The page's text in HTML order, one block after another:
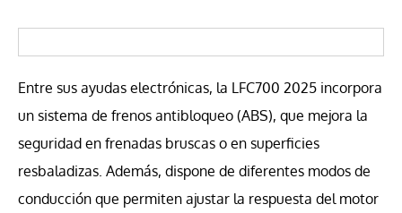
Entre sus ayudas electrónicas, la LFC700 2025 incorpora
un sistema de frenos antibloqueo (ABS), que mejora la
seguridad en frenadas bruscas o en superficies
resbaladizas. Además, dispone de diferentes modos de
conducción que permiten ajustar la respuesta del motor